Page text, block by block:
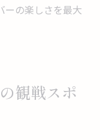
ーの楽しさを最大
観戦スポ